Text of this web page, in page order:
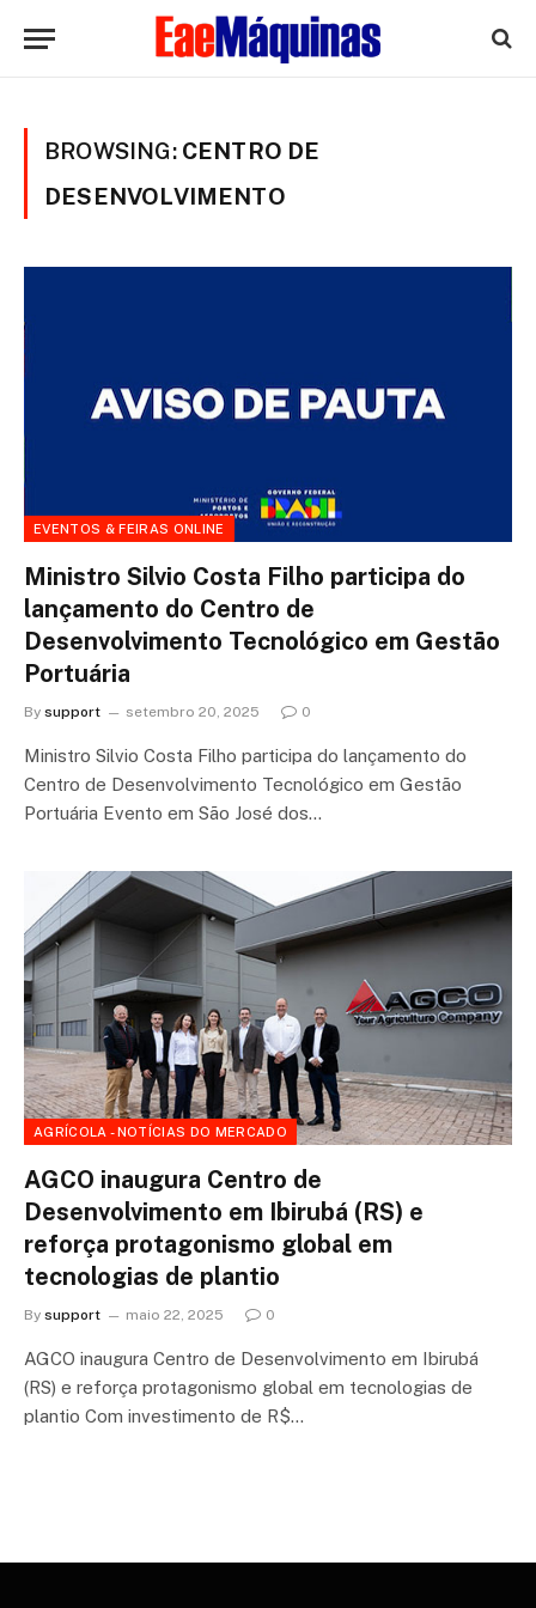
BROWSING: CENTRO DE
DESENVOLVIMENTO
EVENTOS & FEIRAS ONLINE
Ministro Silvio Costa Filho participa do
lançamento do Centro de
Desenvolvimento Tecnológico em Gestão
Portuária
By support setembro 20, 2025 0
Ministro Silvio Costa Filho participa do lançamento do
Centro de Desenvolvimento Tecnológico em Gestão
Portuária Evento em São José dos…
AGRÍCOLA - NOTÍCIAS DO MERCADO
AGCO inaugura Centro de
Desenvolvimento em Ibirubá (RS) e
reforça protagonismo global em
tecnologias de plantio
By support maio 22, 2025 0
AGCO inaugura Centro de Desenvolvimento em Ibirubá
(RS) e reforça protagonismo global em tecnologias de
plantio Com investimento de R$…